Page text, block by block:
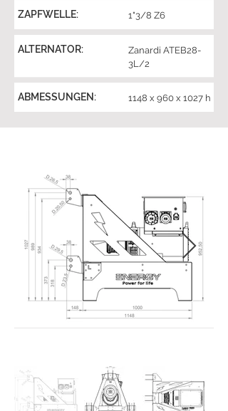
ZAPFWELLE: 1"3/8 Z6
ALTERNATOR:
Zanardi ATEB28-
3L/2
ABMESSUNGEN: 1148 x 960 x 1027 h